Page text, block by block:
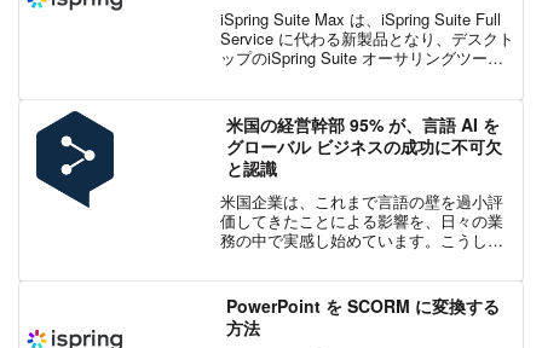
iSpring Suite Max は、iSpring Suite Full
Service に代わる新製品となり、デスクト
ップのiSpring Suite オーサリングツー
米国の経営幹部 95% が、言語 AI を
グローバル ビジネスの成功に不可欠
と認識
米国企業は、これまで言語の壁を過小評
価してきたことによる影響を、日々の業
務の中で実感し始めています。こうした
ています。こうした傾向は、DeepL が実
施した最新の...
PowerPoint を SCORM に変換する
方法